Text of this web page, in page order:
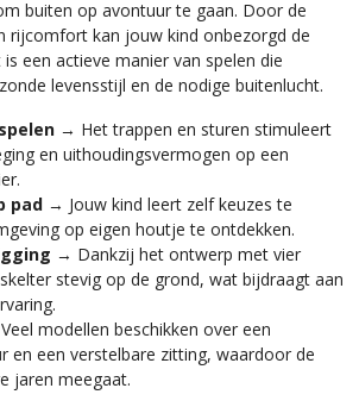
buiten op avontuur te gaan. Door de
rijcomfort kan jouw kind onbezorgd de
een actieve manier van spelen die
levensstijl en de nodige buitenlucht.
→ Het trappen en sturen stimuleert
en uithoudingsvermogen op een
pad → Jouw kind leert zelf keuzes te
op eigen houtje te ontdekken.
→ Dankzij het ontwerp met vier
stevig op de grond, wat bijdraagt aan
modellen beschikken over een
en een verstelbare zitting, waardoor de
jaren meegaat.